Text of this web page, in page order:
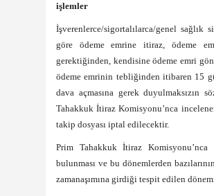
işlemler
İşverenlerce/sigortalılarca/genel sağlık
göre ödeme emrine itiraz, ödeme
gerektiğinden, kendisine ödeme emri
ödeme emrinin tebliğinden itibaren 15
dava açmasına gerek duyulmaksızın
Tahakkuk İtiraz Komisyonu’nca
takip dosyası iptal edilecektir.
Prim Tahakkuk İtiraz
bulunması ve bu dönemlerden
zamanaşımına girdiği tespit edilen